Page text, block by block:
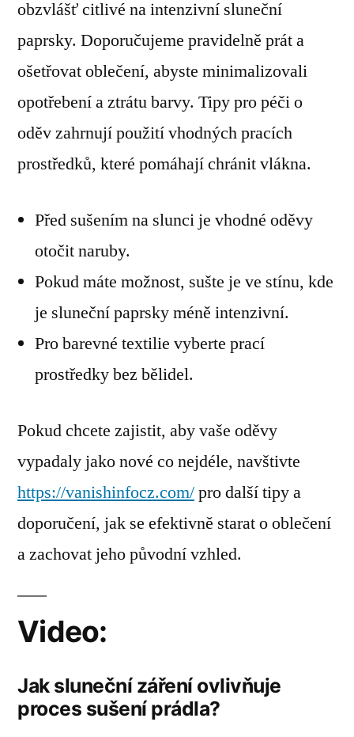
obzvlášť citlivé na intenzivní sluneční
paprsky. Doporučujeme pravidelně prát a
ošetřovat oblečení, abyste minimalizovali
opotřebení a ztrátu barvy. Tipy pro péči o
oděv zahrnují použití vhodných pracích
prostředků, které pomáhají chránit vlákna.
Před sušením na slunci je vhodné oděvy
otočit naruby.
Pokud máte možnost, sušte je ve stínu, kde
je sluneční paprsky méně intenzivní.
Pro barevné textilie vyberte prací
prostředky bez bělidel.
Pokud chcete zajistit, aby vaše oděvy
vypadaly jako nové co nejdéle, navštivte
https://vanishinfocz.com/pro další tipy a
doporučení, jak se efektivně starat o oblečení
a zachovat jeho původní vzhled.
Video:
Jak sluneční záření ovlivňuje
proces sušení prádla?